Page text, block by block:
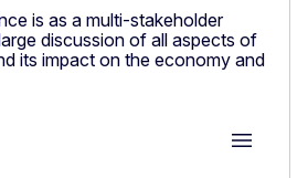
is as a multi-stakeholder
discussion of all aspects of
its impact on the economy and
Group